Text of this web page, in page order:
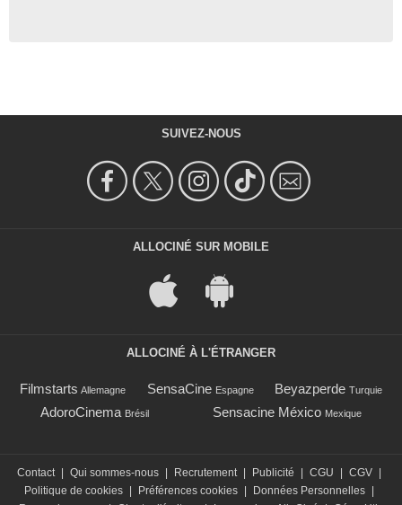
SUIVEZ-NOUS
ALLOCINÉ SUR MOBILE
ALLOCINÉ À L'ÉTRANGER
Filmstarts Allemagne SensaCine Espagne Beyazperde Turquie
AdoroCinema Brésil Sensacine México Mexique
Contact | Qui sommes-nous | Recrutement | Publicité | CGU | CGV |
Politique de cookies | Préférences cookies | Données Personnelles |